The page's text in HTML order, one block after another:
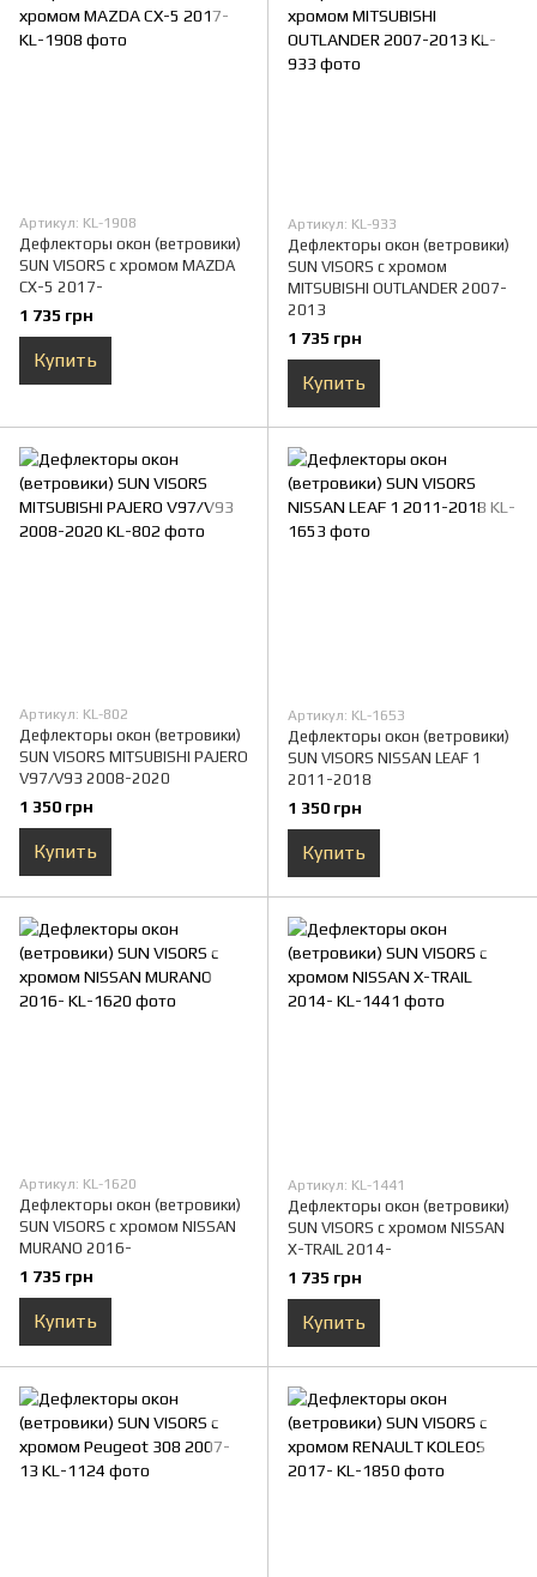
Артикул: KL-1908
Дефлекторы окон (ветровики)
SUN VISORS с хромом MAZDA
CX-5 2017-
1 735 грн
Купить
Артикул: KL-933
Дефлекторы окон (ветровики)
SUN VISORS с хромом
MITSUBISHI OUTLANDER 2007-
2013
1 735 грн
Купить
Артикул: KL-802
Дефлекторы окон (ветровики)
SUN VISORS MITSUBISHI PAJERO
V97/V93 2008-2020
1 350 грн
Купить
Артикул: KL-1653
Дефлекторы окон (ветровики)
SUN VISORS NISSAN LEAF 1
2011-2018
1 350 грн
Купить
Артикул: KL-1620
Дефлекторы окон (ветровики)
SUN VISORS с хромом NISSAN
MURANO 2016-
1 735 грн
Купить
Артикул: KL-1441
Дефлекторы окон (ветровики)
SUN VISORS с хромом NISSAN
X-TRAIL 2014-
1 735 грн
Купить